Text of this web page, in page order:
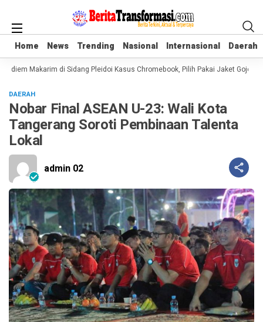
Home News Trending Nasional Internasional Daerah
Home News Trending Nasional Internasional Daerah
Makarim di Sidang Pleidoi Kasus Chromebook, Pilih Pakai Jaket Gojek
DAERAH
Nobar Final ASEAN U-23: Wali Kota
Tangerang Soroti Pembinaan Talenta
Lokal
admin 02